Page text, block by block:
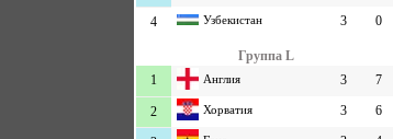
4 Узбекистан 3 0
Группа L
1
Англия 3 7
2 Хорватия 3 6